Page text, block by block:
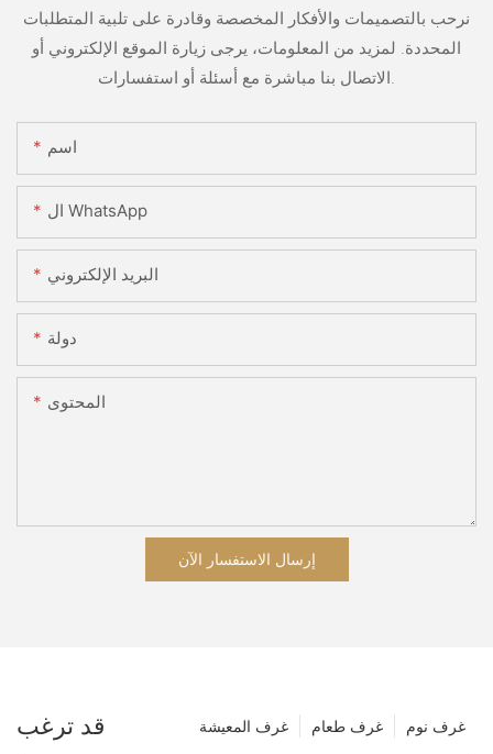
نرحب بالتصميمات والأفكار المخصصة وقادرة على تلبية المتطلبات
المحددة. لمزيد من المعلومات، يرجى زيارة الموقع الإلكتروني أو
اسم
ال WhatsApp
البريد الإلكتروني
دولة
المحتوى
إرسال الاستفسار الآن
قد ترغب غرف نوم غرف طعام غرف المعيشة